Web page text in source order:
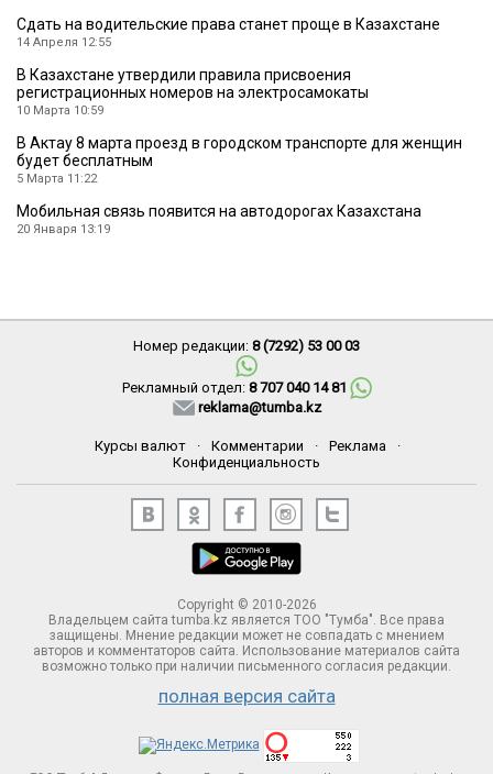
Сдать на водительские права станет проще в Казахстане
14 Апреля 12:55
В Казахстане утвердили правила присвоения
регистрационных номеров на электросамокаты
10 Марта 10:59
В Актау 8 марта проезд в городском транспорте для женщин
будет бесплатным
5 Марта 11:22
Мобильная связь появится на автодорогах Казахстана
20 Января 13:19
Номер редакции: 8 (7292) 53 00 03
Рекламный отдел: 8 707 040 14 81
reklama@tumba.kz
Курсы валют · Комментарии · Реклама
·
Конфиденциальность
Copyright © 2010-2026
Владельцем сайта tumba.kz является ТОО "Тумба". Все права
защищены. Мнение редакции может не совпадать с мнением
авторов и комментаторов сайта. Использование материалов сайта
возможно только при наличии письменного согласия редакции.
полная версия сайта